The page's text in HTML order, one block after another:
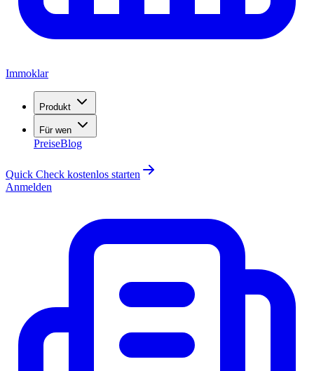
Immoklar
Produkt
Für wen
PreiseBlog
Quick Check kostenlos starten
Anmelden